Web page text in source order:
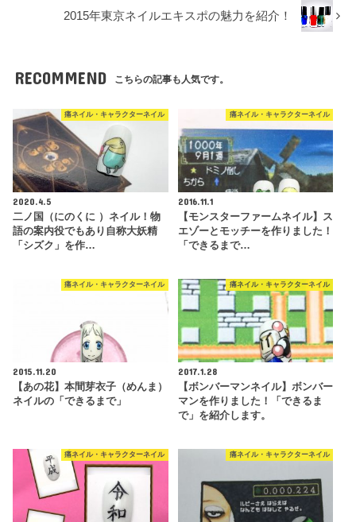
2015年東京ネイルエキスポの魅力を紹介！
RECOMMEND こちらの記事も人気です。
痛ネイル・キャラクターネイル
2020.4.5
二ノ国（にのくに ）ネイル！物
語の案内役でもあり自称大妖精
「シズク」を作…
痛ネイル・キャラクターネイル
2016.11.1
【モンスターファームネイル】ス
エゾーとモッチーを作りました！
「できるまで…
痛ネイル・キャラクターネイル
2015.11.20
【あの花】本間芽衣子（めんま）
ネイルの「できるまで」
痛ネイル・キャラクターネイル
2017.1.28
【ボンバーマンネイル】ボンバー
マンを作りました！「できるま
で」を紹介します。
痛ネイル・キャラクターネイル 痛ネイル・キャラクターネイル